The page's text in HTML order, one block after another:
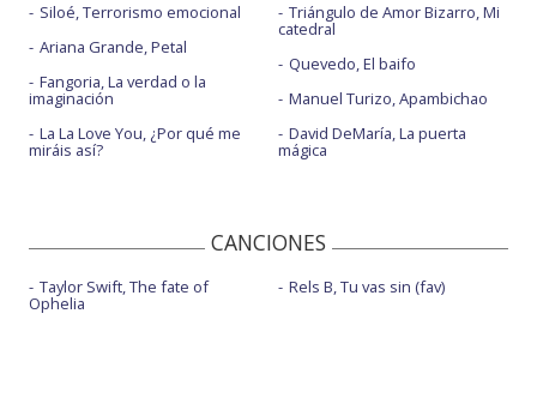
Siloé, Terrorismo emocional
Ariana Grande, Petal
Fangoria, La verdad o la
imaginación
La La Love You, ¿Por qué me
miráis así?
Triángulo de Amor Bizarro, Mi
catedral
Quevedo, El baifo
Manuel Turizo, Apambichao
David DeMaría, La puerta
mágica
CANCIONES
Taylor Swift, The fate of
Ophelia
Rels B, Tu vas sin (fav)